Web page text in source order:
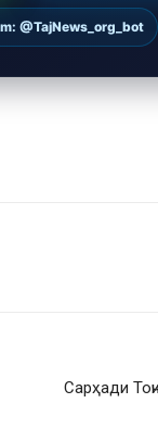
@TajNews_org_bot
Сарҳади